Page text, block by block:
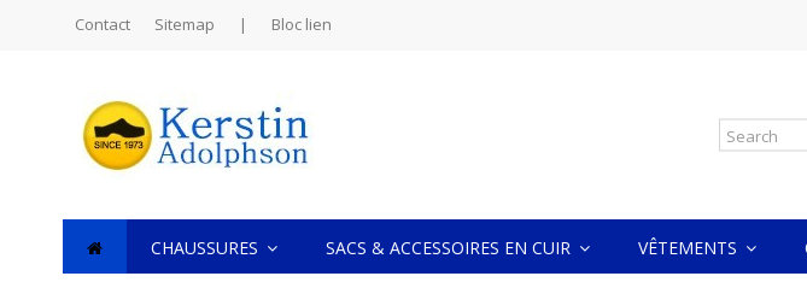
Contact Sitemap | Bloc lien
CHAUSSURES SACS & ACCESSOIRES EN CUIR VÊTEMENTS